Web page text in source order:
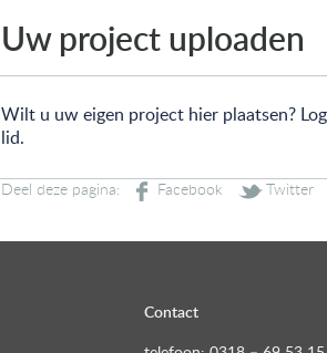
Uw project uploaden
Wilt u uw eigen project hier plaatsen?
lid.
Deel deze pagina:
Contact